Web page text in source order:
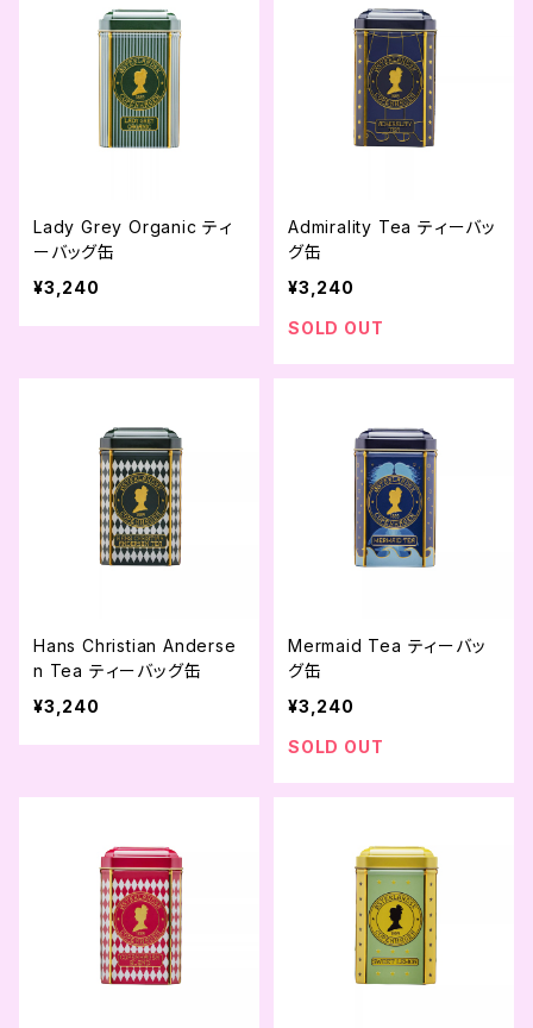
Lady Grey Organic ティ
ーバッグ缶
¥3,240
Admirality Tea ティーバッ
グ缶
¥3,240
SOLD OUT
Hans Christian Anderse
n Tea ティーバッグ缶
¥3,240
Mermaid Tea ティーバッ
グ缶
¥3,240
SOLD OUT